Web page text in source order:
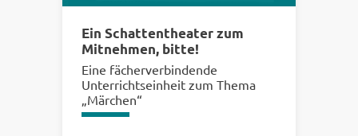
Ein Schattentheater zum
Mitnehmen, bitte!
Eine fächerverbindende
Unterrichtseinheit zum Thema
„Märchen“